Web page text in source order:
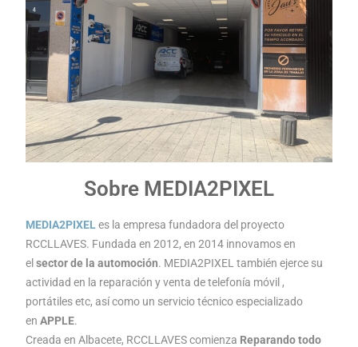
Sobre MEDIA2PIXEL
MEDIA2PIXELes la empresa fundadora del proyecto
RCCLLAVES. Fundada en 2012, en 2014 innovamos en
elsector de la automoción. MEDIA2PIXEL también ejerce su
actividad en la reparación y venta de telefonía móvil ,
portátiles etc, así como un servicio técnico especializado
enAPPLE.
Creada en Albacete, RCCLLAVES comienza Reparando todo